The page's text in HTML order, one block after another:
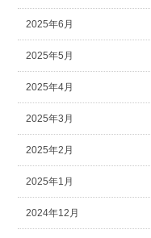
2025年6月
2025年5月
2025年4月
2025年3月
2025年2月
2025年1月
2024年12月